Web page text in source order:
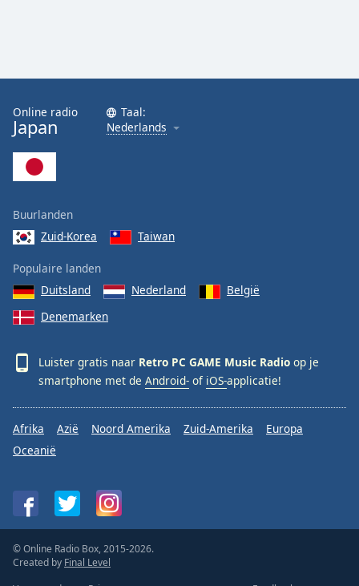
Online radio
Japan
Taal:
Nederlands
Buurlanden
Zuid-Korea
Taiwan
Populaire landen
Duitsland
Nederland
België
Denemarken
Luister gratis naar Retro PC GAME Music Radio op je
smartphone met de Android- of iOS-applicatie!
Afrika Azië Noord Amerika Zuid-Amerika
Europa
Oceanië
© Online Radio Box, 2015-2026.
Created by Final Level